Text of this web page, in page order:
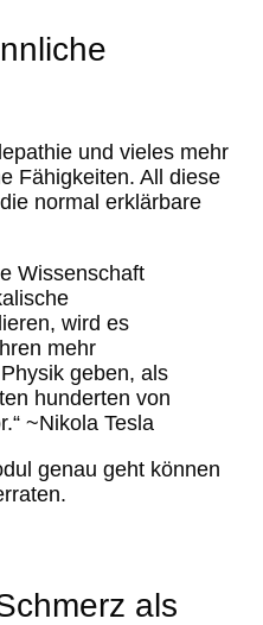
und vieles mehr
Fähigkeiten. All diese
normal erklärbare
Wissenschaft
wird es
mehr
geben, als
hunderten von
~Nikola Tesla
genau geht können
als